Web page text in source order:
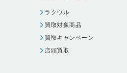
ラクウル
買取対象商品
買取キャンペーン
店頭買取